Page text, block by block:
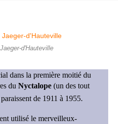
d'Hauteville
dans la première moitié du
du Nyctalope (un des tout
de 1911 à 1955.
utilisé le merveilleux-